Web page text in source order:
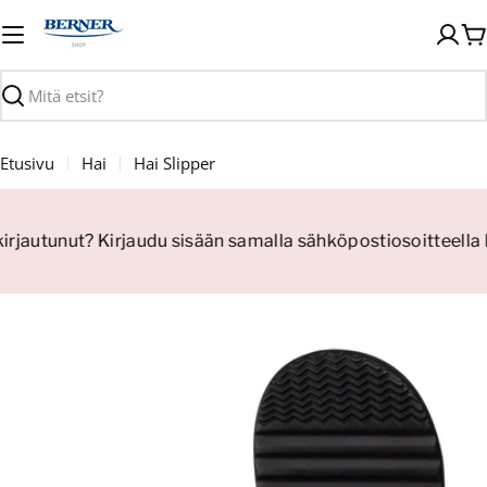
sisältöön
Haku
Etusivu Hai Hai Slipper
Kirjaudu sisään samalla sähköpostiosoitteella